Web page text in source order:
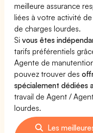
meilleure assurance
liées à votre activité
de charges lourdes.
Sivous êtes
tarifs préférentiels
Agente de
pouvez trouver des
spécialement dédiées
travail de Agent /
lourdes.
Les